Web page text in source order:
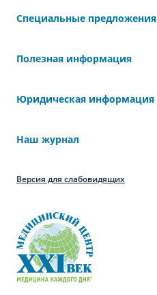
Специальные предложения
Полезная информация
Юридическая информация
Наш журнал
Версия для слабовидящих